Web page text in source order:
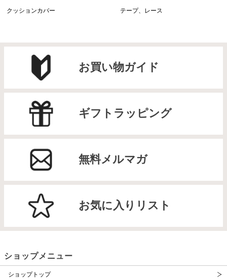
クッションカバー テープ、レース
お買い物ガイド
ギフトラッピング
無料メルマガ
お気に入りリスト
ショップメニュー
ショップトップ